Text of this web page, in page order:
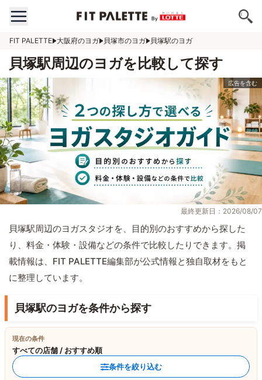
FIT PALETTE 大阪府のヨガ 貝塚市のヨガ 貝塚駅のヨガ
貝塚駅周辺のヨガを比較して探す
最終更新日：2026/08/07
貝塚駅周辺のヨガスタジオを、目的別のおすすめから探した
り、料金・体験・設備などの条件で比較したりできます。掲
載情報は、FIT PALETTE編集部が公式情報と独自取材をもと
に整理しています。
貝塚駅のヨガを条件から探す
現在の条件
すべての店舗 / おすすめ順
条件を絞り込む